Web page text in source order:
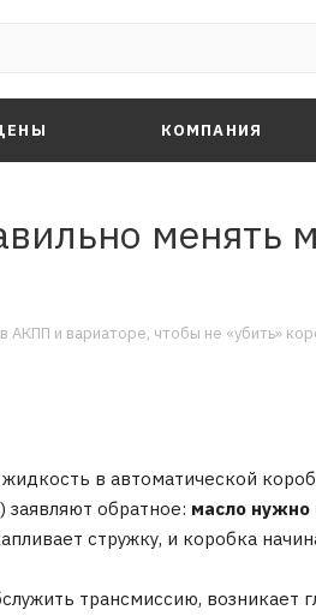
КОМПАНИЯ
менять
АКПП и вариаторе, чтобы не «убить»
в автоматической
заявляют обратное: масло
стружку, и коробка
трансмиссию, возникает